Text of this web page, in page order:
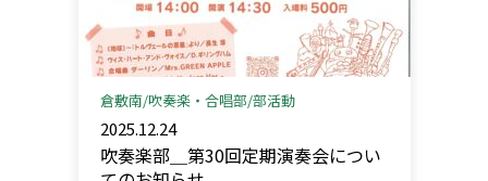
倉敷南 吹奏楽・合唱部 部活動
2025.12.24
吹奏楽部＿第30回定期演奏会につい